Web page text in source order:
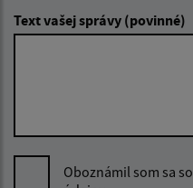
Text vašej správy (povinné)
Oboznámil som sa so